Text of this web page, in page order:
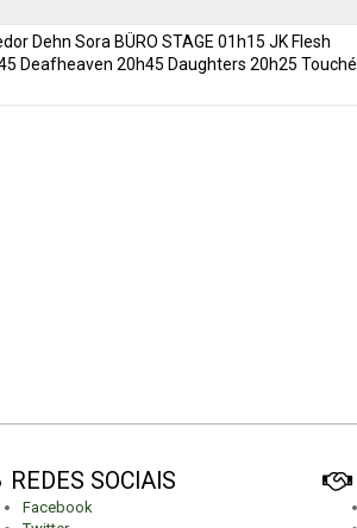
Dehn Sora BÜRO STAGE 01h15 JK Flesh
Deafheaven 20h45 Daughters 20h25 Touché
REDES SOCIAIS
Facebook